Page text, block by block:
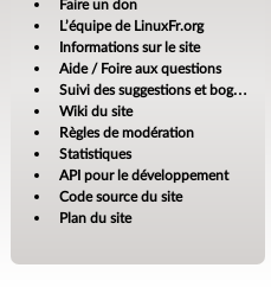
Faire un don
L’équipe de LinuxFr.org
Informations sur le site
Aide / Foire aux questions
Suivi des suggestions et bogues
Wiki du site
Règles de modération
Statistiques
API pour le développement
Code source du site
Plan du site